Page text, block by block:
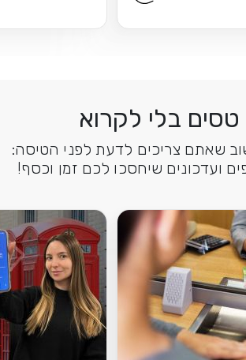
בלי לקרוא
שאתם צריכים לדעת לפני הטיסה:
ועדכונים שיחסכו לכם זמן וכסף!